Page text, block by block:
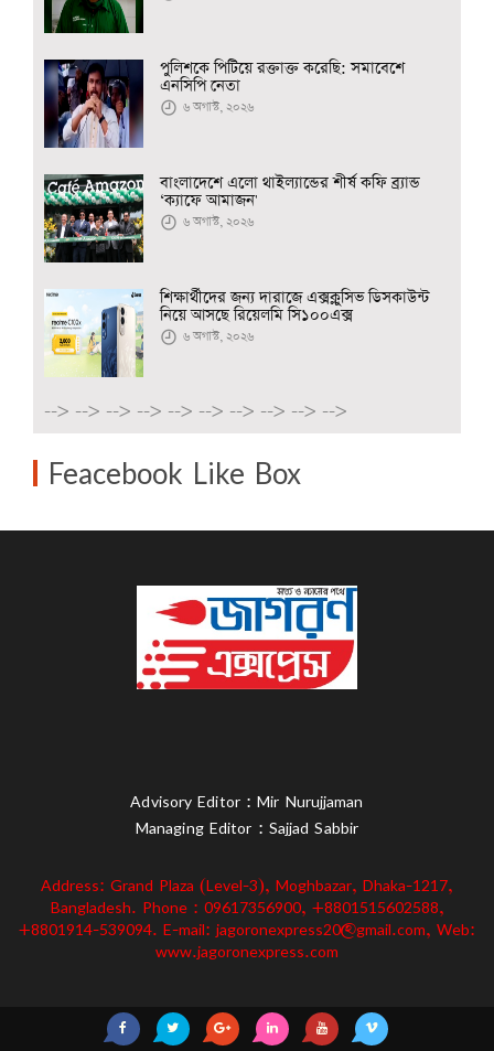
পুলিশকে পিটিয়ে রক্তাক্ত করেছি: সমাবেশে
এনসিপি নেতা
৬ অগাস্ট, ২০২৬
বাংলাদেশে এলো থাইল্যান্ডের শীর্ষ কফি ব্র্যান্ড
‘ক্যাফে আমাজন'
৬ অগাস্ট, ২০২৬
শিক্ষার্থীদের জন্য দারাজে এক্সক্লুসিভ ডিসকাউন্ট
নিয়ে আসছে রিয়েলমি সি১০০এক্স
৬ অগাস্ট, ২০২৬
--> --> --> --> --> --> --> --> --> -->
Feacebook Like Box
Advisory Editor : Mir Nurujjaman
Managing Editor : Sajjad Sabbir
Address: Grand Plaza (Level-3), Moghbazar, Dhaka-1217,
Bangladesh. Phone : 09617356900, +8801515602588,
+8801914-539094. E-mail: jagoronexpress20@gmail.com, Web:
www.jagoronexpress.com